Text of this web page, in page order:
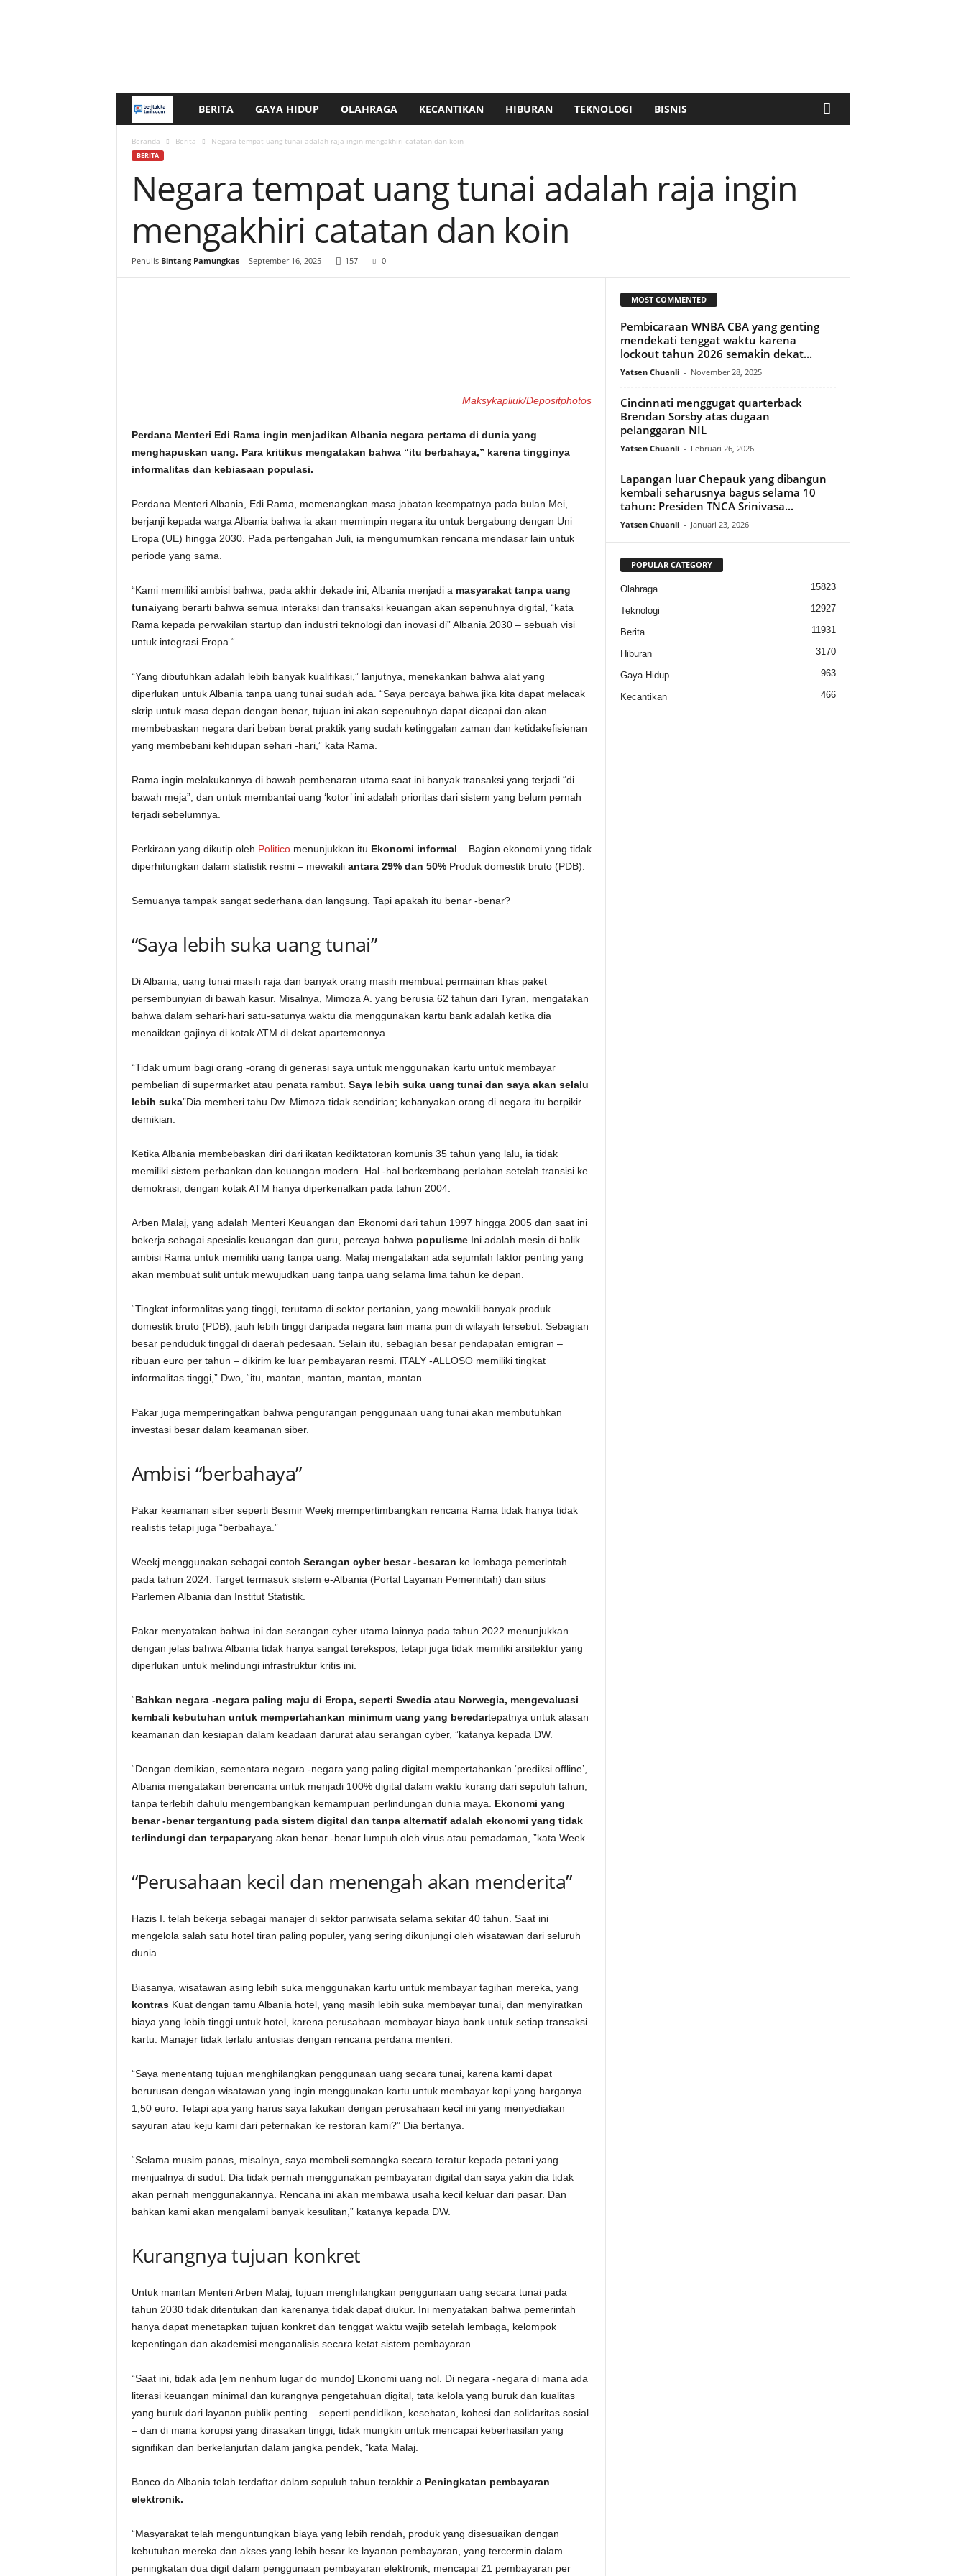
e
i
t
a
i
.
m
BERITA GAYA HIDUP OLAHRAGA KECANTIKAN HIBURAN TEKNOLOGI BISNIS
Beranda Berita Negara tempat uang tunai adalah raja ingin mengakhiri catatan dan koin
BERITA
Negara tempat uang tunai adalah raja ingin
mengakhiri catatan dan koin
Penulis Bintang Pamungkas- September 16, 2025 157 0
Maksykapliuk/Depositphotos
Perdana Menteri Edi Rama ingin menjadikan Albania negara pertama di dunia yang
menghapuskan uang. Para kritikus mengatakan bahwa “itu berbahaya,” karena tingginya
informalitas dan kebiasaan populasi.
Perdana Menteri Albania, Edi Rama, memenangkan masa jabatan keempatnya pada bulan Mei,
berjanji kepada warga Albania bahwa ia akan memimpin negara itu untuk bergabung dengan Uni
Eropa (UE) hingga 2030. Pada pertengahan Juli, ia mengumumkan rencana mendasar lain untuk
periode yang sama.
“Kami memiliki ambisi bahwa, pada akhir dekade ini, Albania menjadi a masyarakat tanpa uang
tunaiyang berarti bahwa semua interaksi dan transaksi keuangan akan sepenuhnya digital, “kata
Rama kepada perwakilan startup dan industri teknologi dan inovasi di” Albania 2030 – sebuah visi
untuk integrasi Eropa “.
“Yang dibutuhkan adalah lebih banyak kualifikasi,” lanjutnya, menekankan bahwa alat yang
diperlukan untuk Albania tanpa uang tunai sudah ada. “Saya percaya bahwa jika kita dapat melacak
skrip untuk masa depan dengan benar, tujuan ini akan sepenuhnya dapat dicapai dan akan
membebaskan negara dari beban berat praktik yang sudah ketinggalan zaman dan ketidakefisienan
yang membebani kehidupan sehari -hari,” kata Rama.
Rama ingin melakukannya di bawah pembenaran utama saat ini banyak transaksi yang terjadi “di
bawah meja”, dan untuk membantai uang ‘kotor’ ini adalah prioritas dari sistem yang belum pernah
terjadi sebelumnya.
Perkiraan yang dikutip oleh Politicomenunjukkan itu Ekonomi informal – Bagian ekonomi yang tidak
diperhitungkan dalam statistik resmi – mewakili antara 29% dan 50%Produk domestik bruto (PDB).
Semuanya tampak sangat sederhana dan langsung. Tapi apakah itu benar -benar?
“Saya lebih suka uang tunai”
Di Albania, uang tunai masih raja dan banyak orang masih membuat permainan khas paket
persembunyian di bawah kasur. Misalnya, Mimoza A. yang berusia 62 tahun dari Tyran, mengatakan
bahwa dalam sehari-hari satu-satunya waktu dia menggunakan kartu bank adalah ketika dia
menaikkan gajinya di kotak ATM di dekat apartemennya.
“Tidak umum bagi orang -orang di generasi saya untuk menggunakan kartu untuk membayar
pembelian di supermarket atau penata rambut. Saya lebih suka uang tunai dan saya akan selalu
lebih suka”Dia memberi tahu Dw. Mimoza tidak sendirian; kebanyakan orang di negara itu berpikir
demikian.
Ketika Albania membebaskan diri dari ikatan kediktatoran komunis 35 tahun yang lalu, ia tidak
memiliki sistem perbankan dan keuangan modern. Hal -hal berkembang perlahan setelah transisi ke
demokrasi, dengan kotak ATM hanya diperkenalkan pada tahun 2004.
Arben Malaj, yang adalah Menteri Keuangan dan Ekonomi dari tahun 1997 hingga 2005 dan saat ini
bekerja sebagai spesialis keuangan dan guru, percaya bahwa populismeIni adalah mesin di balik
ambisi Rama untuk memiliki uang tanpa uang. Malaj mengatakan ada sejumlah faktor penting yang
akan membuat sulit untuk mewujudkan uang tanpa uang selama lima tahun ke depan.
“Tingkat informalitas yang tinggi, terutama di sektor pertanian, yang mewakili banyak produk
domestik bruto (PDB), jauh lebih tinggi daripada negara lain mana pun di wilayah tersebut. Sebagian
besar penduduk tinggal di daerah pedesaan. Selain itu, sebagian besar pendapatan emigran –
ribuan euro per tahun – dikirim ke luar pembayaran resmi. ITALY -ALLOSO memiliki tingkat
informalitas tinggi,” Dwo, “itu, mantan, mantan, mantan, mantan.
Pakar juga memperingatkan bahwa pengurangan penggunaan uang tunai akan membutuhkan
investasi besar dalam keamanan siber.
Ambisi “berbahaya”
Pakar keamanan siber seperti Besmir Weekj mempertimbangkan rencana Rama tidak hanya tidak
realistis tetapi juga “berbahaya.”
Weekj menggunakan sebagai contoh Serangan cyber besar -besaran ke lembaga pemerintah
pada tahun 2024. Target termasuk sistem e-Albania (Portal Layanan Pemerintah) dan situs
Parlemen Albania dan Institut Statistik.
Pakar menyatakan bahwa ini dan serangan cyber utama lainnya pada tahun 2022 menunjukkan
dengan jelas bahwa Albania tidak hanya sangat terekspos, tetapi juga tidak memiliki arsitektur yang
diperlukan untuk melindungi infrastruktur kritis ini.
“Bahkan negara -negara paling maju di Eropa, seperti Swedia atau Norwegia, mengevaluasi
kembali kebutuhan untuk mempertahankan minimum uang yang beredartepatnya untuk alasan
keamanan dan kesiapan dalam keadaan darurat atau serangan cyber, ”katanya kepada DW.
“Dengan demikian, sementara negara -negara yang paling digital mempertahankan ‘prediksi offline’,
Albania mengatakan berencana untuk menjadi 100% digital dalam waktu kurang dari sepuluh tahun,
tanpa terlebih dahulu mengembangkan kemampuan perlindungan dunia maya. Ekonomi yang
benar -benar tergantung pada sistem digital dan tanpa alternatif adalah ekonomi yang tidak
terlindungi dan terpaparyang akan benar -benar lumpuh oleh virus atau pemadaman, ”kata Week.
“Perusahaan kecil dan menengah akan menderita”
Hazis I. telah bekerja sebagai manajer di sektor pariwisata selama sekitar 40 tahun. Saat ini
mengelola salah satu hotel tiran paling populer, yang sering dikunjungi oleh wisatawan dari seluruh
dunia.
Biasanya, wisatawan asing lebih suka menggunakan kartu untuk membayar tagihan mereka, yang
kontrasKuat dengan tamu Albania hotel, yang masih lebih suka membayar tunai, dan menyiratkan
biaya yang lebih tinggi untuk hotel, karena perusahaan membayar biaya bank untuk setiap transaksi
kartu. Manajer tidak terlalu antusias dengan rencana perdana menteri.
“Saya menentang tujuan menghilangkan penggunaan uang secara tunai, karena kami dapat
berurusan dengan wisatawan yang ingin menggunakan kartu untuk membayar kopi yang harganya
1,50 euro. Tetapi apa yang harus saya lakukan dengan perusahaan kecil ini yang menyediakan
sayuran atau keju kami dari peternakan ke restoran kami?” Dia bertanya.
“Selama musim panas, misalnya, saya membeli semangka secara teratur kepada petani yang
menjualnya di sudut. Dia tidak pernah menggunakan pembayaran digital dan saya yakin dia tidak
akan pernah menggunakannya. Rencana ini akan membawa usaha kecil keluar dari pasar. Dan
bahkan kami akan mengalami banyak kesulitan,” katanya kepada DW.
Kurangnya tujuan konkret
Untuk mantan Menteri Arben Malaj, tujuan menghilangkan penggunaan uang secara tunai pada
tahun 2030 tidak ditentukan dan karenanya tidak dapat diukur. Ini menyatakan bahwa pemerintah
hanya dapat menetapkan tujuan konkret dan tenggat waktu wajib setelah lembaga, kelompok
kepentingan dan akademisi menganalisis secara ketat sistem pembayaran.
“Saat ini, tidak ada [em nenhum lugar do mundo] Ekonomi uang nol. Di negara -negara di mana ada
literasi keuangan minimal dan kurangnya pengetahuan digital, tata kelola yang buruk dan kualitas
yang buruk dari layanan publik penting – seperti pendidikan, kesehatan, kohesi dan solidaritas sosial
– dan di mana korupsi yang dirasakan tinggi, tidak mungkin untuk mencapai keberhasilan yang
signifikan dan berkelanjutan dalam jangka pendek, ”kata Malaj.
Banco da Albania telah terdaftar dalam sepuluh tahun terakhir a Peningkatan pembayaran
elektronik.
“Masyarakat telah menguntungkan biaya yang lebih rendah, produk yang disesuaikan dengan
kebutuhan mereka dan akses yang lebih besar ke layanan pembayaran, yang tercermin dalam
peningkatan dua digit dalam penggunaan pembayaran elektronik, mencapai 21 pembayaran per
MOST COMMENTED
Pembicaraan WNBA CBA yang genting
mendekati tenggat waktu karena
lockout tahun 2026 semakin dekat...
Yatsen Chuanli - November 28, 2025
Cincinnati menggugat quarterback
Brendan Sorsby atas dugaan
pelanggaran NIL
Yatsen Chuanli - Februari 26, 2026
Lapangan luar Chepauk yang dibangun
kembali seharusnya bagus selama 10
tahun: Presiden TNCA Srinivasa...
Yatsen Chuanli - Januari 23, 2026
POPULAR CATEGORY
Olahraga 15823
Teknologi 12927
Berita 11931
Hiburan 3170
Gaya Hidup 963
Kecantikan 466